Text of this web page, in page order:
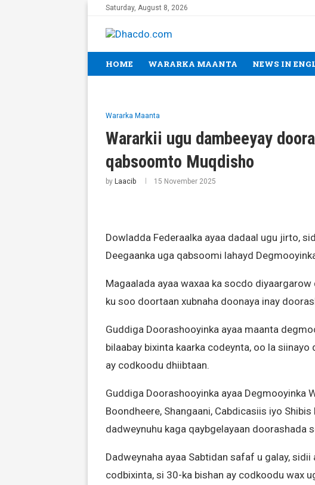
Saturday, August 8, 2026
HOME WARARKA MAANTA NEWS IN
Wararka Maanta
Wararkii ugu dambeeyay
qabsoomto Muqdisho
by Laacib 15 November 2025
Dowladda Federaalka ayaa dadaal ugu jirto,
Deegaanka uga qabsoomi lahayd
Magaalada ayaa waxaa ka socdo
ku soo doortaan xubnaha doonaya inay
Guddiga Doorashooyinka ayaa maanta
bilaabay bixinta kaarka codeynta, oo la
ay codkoodu dhiibtaan.
Guddiga Doorashooyinka ayaa Degmooyinka
Boondheere, Shangaani, Cabdicasiis iyo
dadweynuhu kaga qaybgelayaan doorashada
Dadweynaha ayaa Sabtidan safaf u galay, sidii
codbixinta, si 30-ka bishan ay codkoodu wax